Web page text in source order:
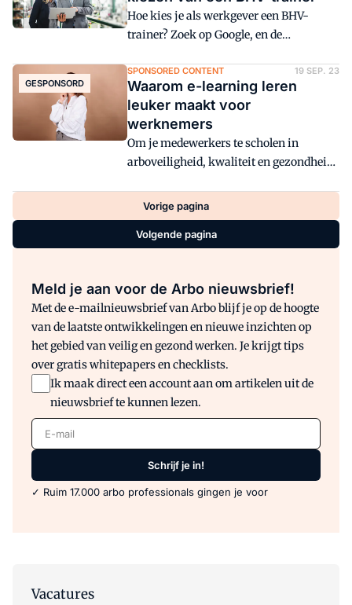
werkomgeving moeten er vaak wel een
aantal dingen geregeld worden. Wil je
thuiswerkplek? Een paar handige tips
om thuiswerken te optimaliseren.
Hoe kies je als werkgever een BHV-
trainer? Zoek op Google, en de
beneden je beeldscherm. Toch kun je een
rationele keuze maken. Als je maar
rekening houdt met 3 criteria.
GESPONSORD
SPONSORED CONTENT 19 SEP. 23
Waarom e-learning leren
leuker maakt voor
werknemers
Om je medewerkers te scholen in
arboveiligheid, kwaliteit en gezondheid
klaslokaal stoppen. Je kunt ook heel
efficiënt en praktisch kiezen voor e-
learning. Bij 2bskilled weten ze daar
Vorige pagina
Volgende pagina
Meld je aan voor de Arbo nieuwsbrief!
Met de e-mailnieuwsbrief van Arbo blijf je op de hoogte
van de laatste ontwikkelingen en nieuwe inzichten op
het gebied van veilig en gezond werken. Je krijgt tips
over gratis whitepapers en checklists.
Ik maak direct een account aan om artikelen uit de
nieuwsbrief te kunnen lezen.
E-mail
Schrijf je in!
✓ Ruim 17.000 arbo professionals gingen je voor
Vacatures